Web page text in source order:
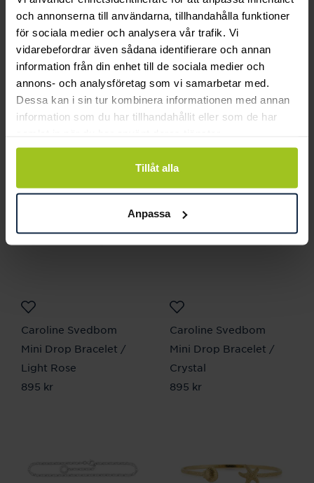
och annonserna till användarna, tillhandahålla funktioner
för sociala medier och analysera vår trafik. Vi
vidarebefordrar även sådana identifierare och annan
information från din enhet till de sociala medier och
annons- och analysföretag som vi samarbetar med.
Dessa kan i sin tur kombinera informationen med annan
information som du har tillhandahållit eller som de har
Tillåt alla
Anpassa
Connoisseurs
Jewellery Wipe Single
Pris :30 kr
30 kr
Lily and Rose
Emily pearl bracelet -
Ivory
Caroline Svedbom
Mini Drop Bracelet /
Light Rose
Pris :895 kr
895 kr
Caroline Svedbom
Mini Drop Bracelet /
Crystal
Pris :895 kr
895 kr